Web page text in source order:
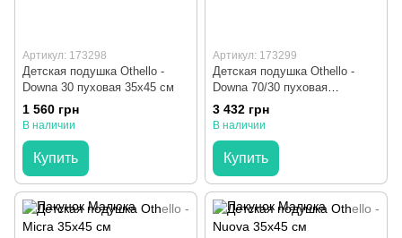
Артикул: 173298
Детская подушка Othello -
Downa 30 пуховая 35х45 см
1 560 грн
В наличии
Купить
Артикул: 173299
Детская подушка Othello -
Downa 70/30 пуховая
двухкамерная 35х45 см
3 432 грн
В наличии
Купить